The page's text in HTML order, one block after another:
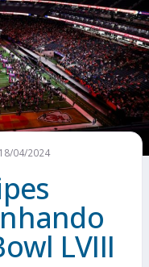
04/2024
LVIII